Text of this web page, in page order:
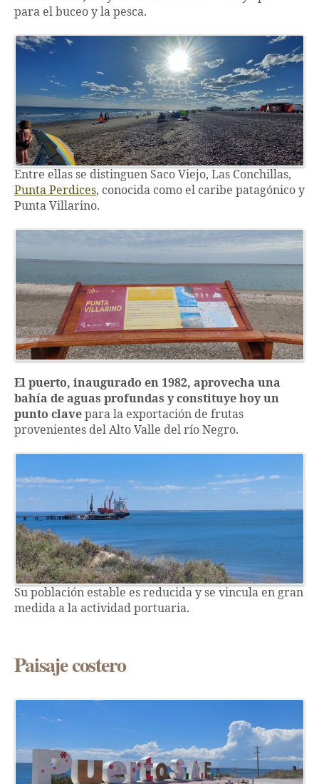
para el buceo y la pesca.
Entre ellas se distinguen Saco Viejo, Las Conchillas,
Punta Perdices, conocida como el caribe patagónico y
Punta Villarino.
El puerto, inaugurado en 1982, aprovecha una
bahía de aguas profundas y constituye hoy un
punto clave para la exportación de frutas
provenientes del Alto Valle del río Negro.
Su población estable es reducida y se vincula en gran
medida a la actividad portuaria.
Paisaje costero